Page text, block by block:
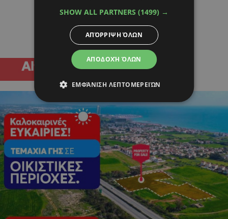
SHOW ALL PARTNERS (1499) →
ΑΠΟΔΟΧΉ ΌΛΩΝ
ΑΠΌΡΡΙΨΗ ΌΛΩΝ
ΕΜΦΆΝΙΣΗ ΛΕΠΤΟΜΕΡΕΙΏΝ